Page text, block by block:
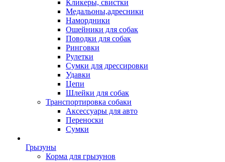
Кликеры, свистки
Медальоны,адресники
Намордники
Ошейники для собак
Поводки для собак
Ринговки
Рулетки
Сумки для дрессировки
Удавки
Цепи
Шлейки для собак
Транспортировка собаки
Аксессуары для авто
Переноски
Сумки
Грызуны
Корма для грызунов